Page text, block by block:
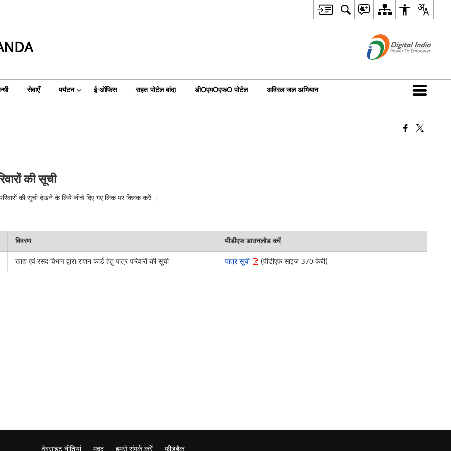
सेवाएँ पर्यटन ई-ऑफिस राहत पोर्टल बांदा डीOएमOएफO पोर्टल अविरल जल अभियान
की सूची
परिवारों की सूची देखने के लिये नीचे दिए गए लिंक पर क्लिक करें ।
विवरण
पीडीएफ डाउनलोड करें
खाद्य एवं रसद विभाग द्वारा राशन कार्ड हेतु पात्र परिवारों की सूची पात्र सूची (पीडीएफ साइज 370 केबी)